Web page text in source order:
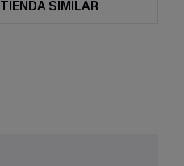
TIENDA SIMILAR